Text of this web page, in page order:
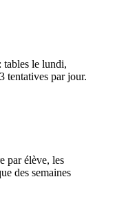
tables le lundi,
tentatives par jour.
par élève, les
des semaines